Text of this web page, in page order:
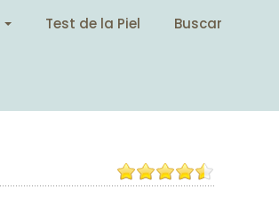
Test de la Piel
Buscar